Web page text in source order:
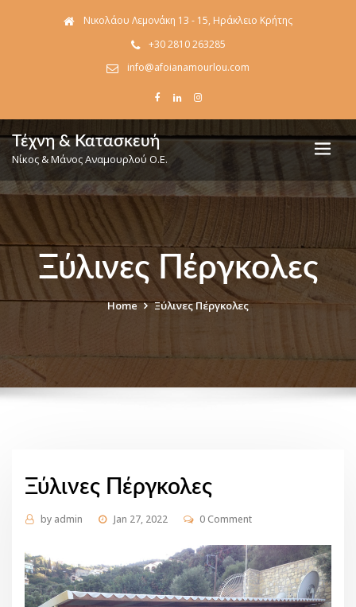
Νικολάου Λεμονάκη 13 - 15, Ηράκλειο Κρήτης
+30 2810 263285
info@afoianamourlou.com
Τέχνη & Κατασκευή
Νίκος & Μάνος Αναμουρλού Ο.Ε.
Ξύλινες Πέργκολες
Home Ξύλινες Πέργκολες
Ξύλινες Πέργκολες
by admin Jan 27, 2022 0 Comment